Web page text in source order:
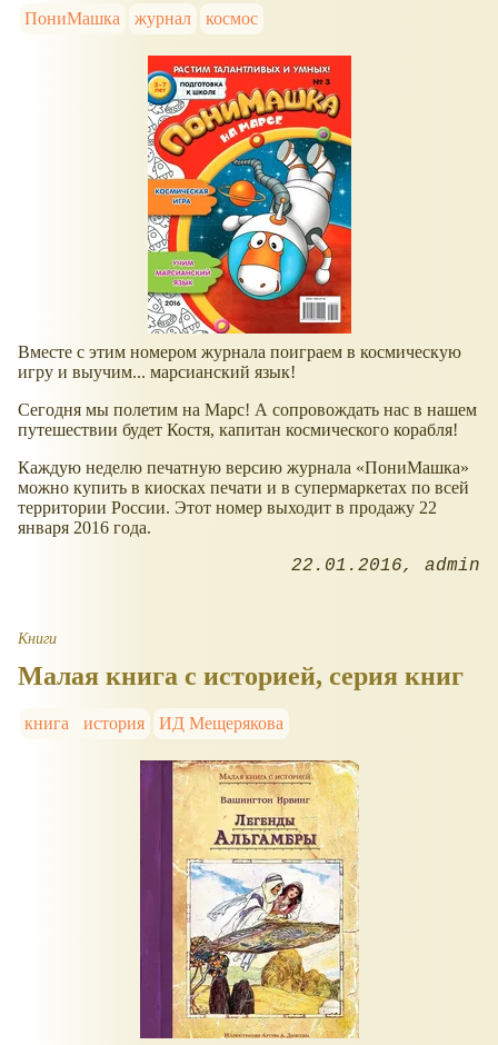
ПониМашка журнал космос
Вместе с этим номером журнала поиграем в космическую
игру и выучим... марсианский язык!
Сегодня мы полетим на Марс! А сопровождать нас в нашем
путешествии будет Костя, капитан космического корабля!
Каждую неделю печатную версию журнала «ПониМашка»
можно купить в киосках печати и в супермаркетах по всей
территории России. Этот номер выходит в продажу 22
января 2016 года.
22.01.2016 admin
Книги
Малая книга с историей, серия книг
книга история ИД Мещерякова